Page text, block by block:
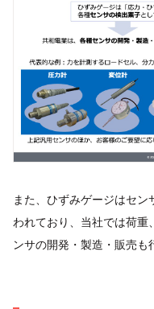
また、ひずみゲージはセ
われており、当社では荷重
ンサの開発・製造・販売も